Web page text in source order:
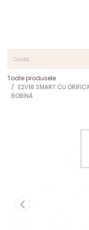
Toate produsele
E2V18 SMART CU
BOBINĂ